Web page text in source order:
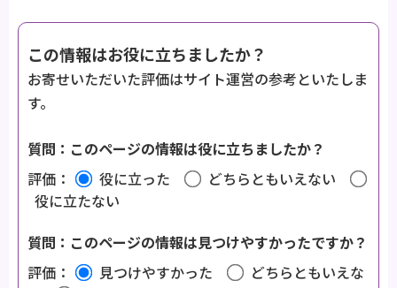
この情報はお役に立ちましたか？
お寄せいただいた評価はサイト運営の参考といたしま
す。
質問：このページの情報は役に立ちましたか？
評価：
役に立った
どちらともいえない
役に立たない
質問：このページの情報は見つけやすかったですか？
評価：
見つけやすかった
どちらともいえな